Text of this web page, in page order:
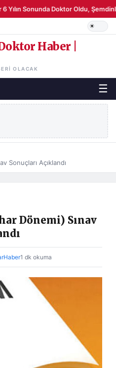
Yılın Sonunda Doktor Oldu,
Haber |
OLACAK
☰
Sonuçları Açıklandı
Dönemi) Sınav
1 dk okuma